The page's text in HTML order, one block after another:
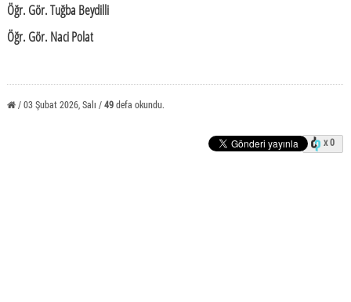
Öğr. Gör. Tuğba Beydilli
Öğr. Gör. Naci Polat
/ 03 Şubat 2026, Salı /49defa okundu.
x 0